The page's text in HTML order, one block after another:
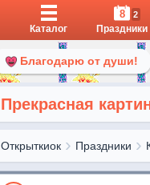
Каталог
8 2
Праздники
Благодарю от души!
Прекрасная
Открыткиок Праздники